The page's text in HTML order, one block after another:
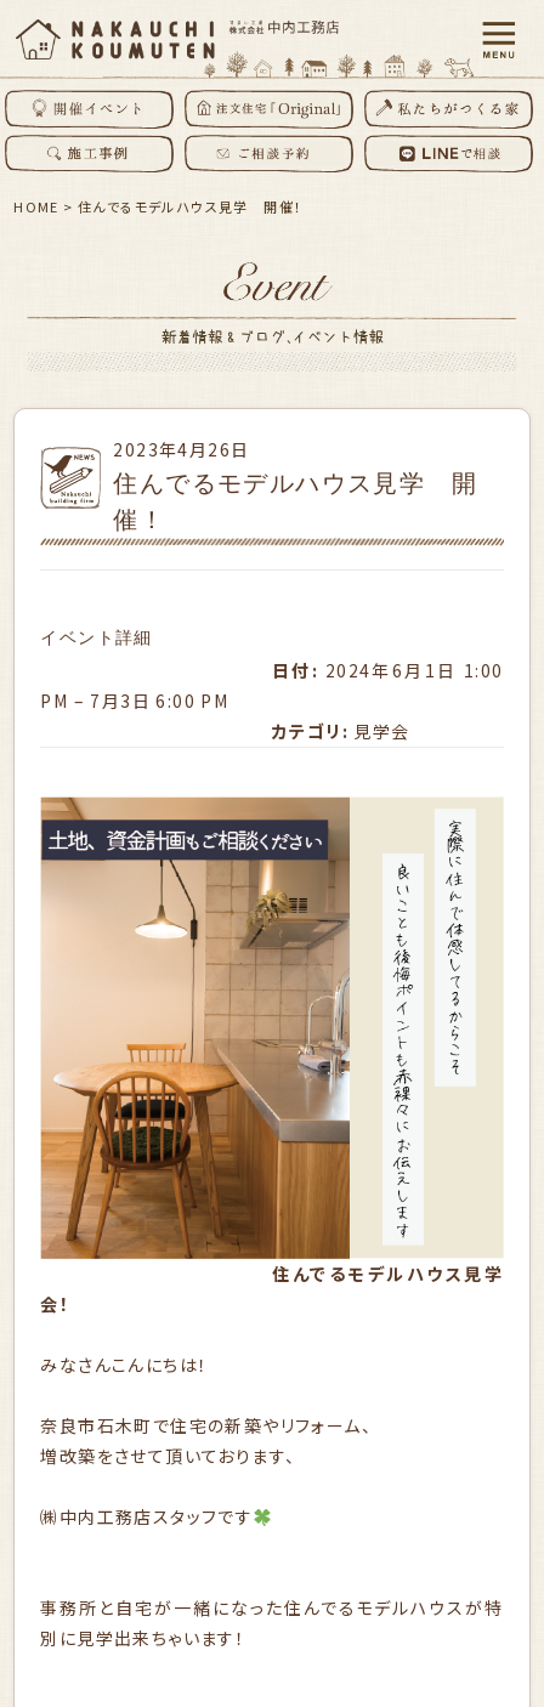
HOME >住んでるモデルハウス見学 開催！
2023年4月26日
住んでるモデルハウス見学 開
催！
イベント詳細
日付: 2024年6月1日 1:00
PM – 7月3日 6:00 PM
カテゴリ: 見学会
住んでるモデルハウス見学
会！
みなさんこんにちは！
奈良市石木町で住宅の新築やリフォーム、
増改築をさせて頂いております、
㈱中内工務店スタッフです
事務所と自宅が一緒になった住んでるモデルハウスが特
別に見学出来ちゃいます！